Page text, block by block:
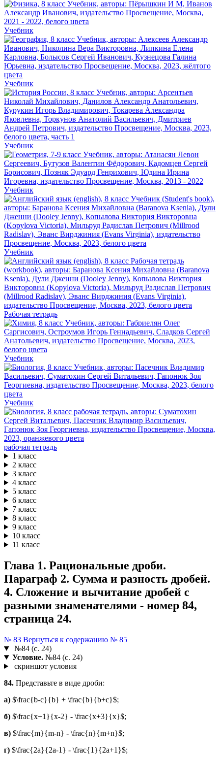
Учебник
Учебник
Учебник
Учебник
Учебник
Рабочая тетрадь
Учебник
Учебник
рабочая тетрадь
1 класс
2 класс
3 класс
4 класс
5 класс
6 класс
7 класс
8 класс
9 класс
10 класс
11 класс
Глава 1. Рациональные дроби.
Параграф 2. Сумма и разность дробей.
4. Сложение и вычитание дробей с
разными знаменателями - номер 84,
страница 24.
№ 83 Вернуться к содержанию № 85
№84 (с. 24)
Условие.№84 (с. 24)
скриншот условия
84. Представьте в виде дроби:
а) $\frac{b-c}{b} + \frac{b}{b+c}$;
б) $\frac{x+1}{x-2} - \frac{x+3}{x}$;
в) $\frac{m}{m-n} - \frac{n}{m+n}$;
г) $\frac{2a}{2a-1} - \frac{1}{2a+1}$;